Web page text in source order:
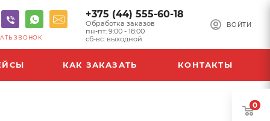
ВОЙТИ
+375 (44) 555-60-18
Обработка заказов
пн-пт: 9:00 - 18:00
сб-вс: выходной
ЗВОНОК
КАК ЗАКАЗАТЬ КОНТАКТЫ
0